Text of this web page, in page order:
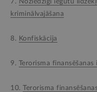
7. Noziedzīgi iegūtu
kriminālvajāšana
8. Konfiskācija
9. Terorisma
10.
Terorisma